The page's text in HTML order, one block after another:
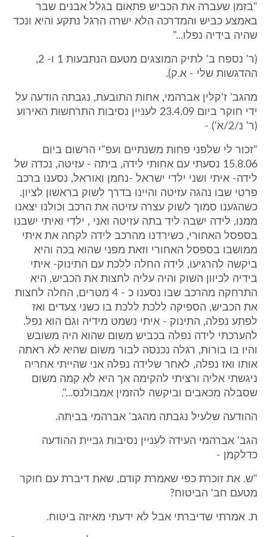
"בזמן שעברה את הכביש פתאום בגלל אבנים שבר
באמצע כביש והמדרכה הלא ישרה הרגל נתקע והיא ונכד
שהיה בידיה נפלו..."
(ר' נספח ב' לתיק המוצגים מטעם הנתבעות 1 ו- 2,
ההדגשות שלי - א.ק).
מהגב' ז'קלין אברהמי, אחות התובעת, נגבתה הודעה על
ידי חוקר ביום 23.4.09 לעניין נסיבות התרחשות האירוע
(ר' נ/2/א') -
"זכור לי שלפני פחות משנתיים ועפ"י הרשום ביום
15.8.06 נסעתי עם אחותי לידה, ביתה - עזיטה, נכדה של
לידה- איתי ושני ילדי ישראל -נחמן ואוראל, נסענו ברכב
פרטי שבו נהגה עזיטה והיינו בדרך לשוק בראשון לציון.
כשהגענו סמוך לשוק עצרה עזיטה את הרכב וכולנו יצאנו
ממנו, לידה ישבה ליד בתה עזיטה ואני , ילדי ואיתי ישבנו
בספסל האחורי, כשירדנו מהרכב לידה לקחה את איתי
ממושבו בספסל האחורי וזאת מפני שהוא בכה והיא
ביקשה להרגיעו, לידה החלה ללכת עם התינוק- איתי
בידיה לכיוון השוק והיה עליה לחצות את הכביש, היא
התרחקה מהרכב שבו נסענו כ - 4 מטרים, החלה לחצות
את הכביש, הספיקה ללכת ללכת בו כשני צעדים ואז
לפתע נפלה, התינוק - איתי נשמט מידיה וגם הוא נפל.
להערכתי לידה נפלה בכביש משום שהוא היה משובש
והיו בו בורות, רגלה נכנסה לבור משום שהיא לא ראתה
אותו ואז נפלה, לאחר שלידה נפלה אני שהייתי אחריה
ניגשתי אליה ורציתי להקימה אך היא לא קמה משום
שסבלה מכאבים וביקשה להזמין אמבולנס...".
ההודעה שלעיל נגבתה מהגב' אברהמי בביתה.
הגב' אברהמי העידה לעניין נסיבות גביית ההודעה
כדלקמן -
"ש. את זוכרת כפי שאמרת קודם, שאת דיברת עם חוקר
מטעם חב' הביטוח?
ת. אמרתי שדיברתי אבל לא ידעתי מאיזה ביטוח.